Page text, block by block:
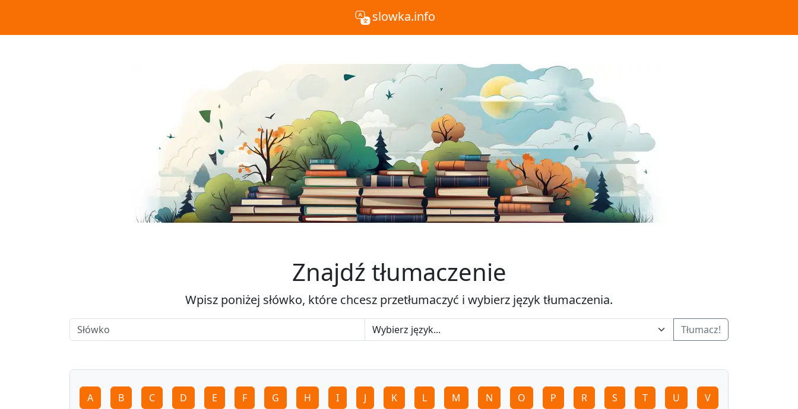
slowka.info
Znajdź tłumaczenie
Wpisz poniżej słówko, które chcesz przetłumaczyć i wybierz język tłumaczenia.
Tłumacz!
A B C D E F G H I J K L M N O P R S T U V